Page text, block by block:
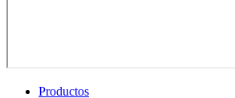
Productos